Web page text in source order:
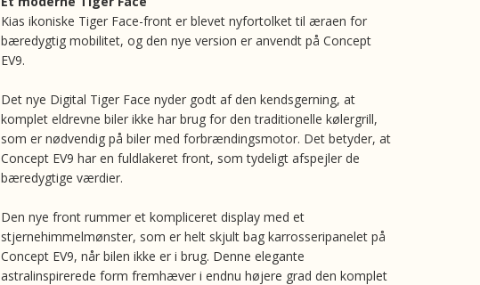
Kias ikoniske Tiger Face-front er blevet nyfortolket til æraen for
bæredygtig mobilitet, og den nye version er anvendt på Concept
EV9.
Det nye Digital Tiger Face nyder godt af den kendsgerning, at
komplet eldrevne biler ikke har brug for den traditionelle kølergrill,
som er nødvendig på biler med forbrændingsmotor. Det betyder, at
Concept EV9 har en fuldlakeret front, som tydeligt afspejler de
bæredygtige værdier.
Den nye front rummer et kompliceret display med et
stjernehimmelmønster, som er helt skjult bag karrosseripanelet på
Concept EV9, når bilen ikke er i brug. Denne elegante
astralinspirerede form fremhæver i endnu højere grad den komplet